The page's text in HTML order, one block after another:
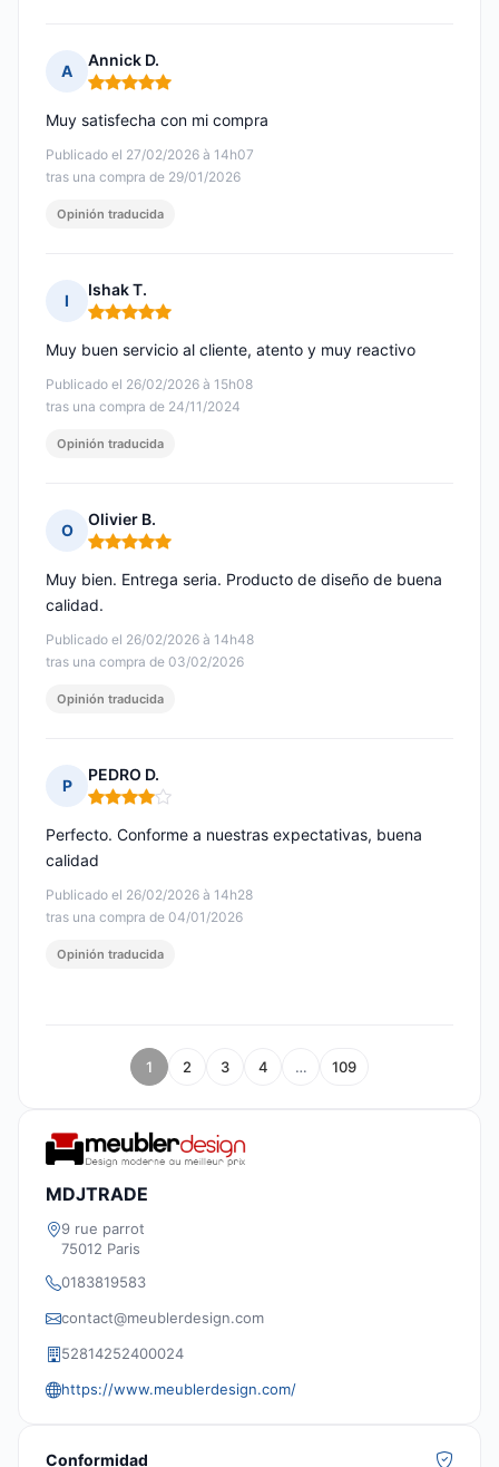
A
Annick D.
Nota: 5 de 5
Publicado el 27/02/2026 à 14h07
tras una compra de 29/01/2026
Muy satisfecha con mi compra
Opinión traducida
I
Ishak T.
Nota: 5 de 5
Publicado el 26/02/2026 à 15h08
tras una compra de 24/11/2024
Muy buen servicio al cliente, atento y muy reactivo
Opinión traducida
O
Olivier B.
Nota: 5 de 5
Publicado el 26/02/2026 à 14h48
tras una compra de 03/02/2026
Muy bien. Entrega seria. Producto de diseño de buena
calidad.
Opinión traducida
P
PEDRO D.
Nota: 4 de 5
Publicado el 26/02/2026 à 14h28
tras una compra de 04/01/2026
Perfecto. Conforme a nuestras expectativas, buena
calidad
Opinión traducida
1 2 3 4 … 109
MDJTRADE
9 rue parrot
75012 Paris
0183819583
contact@meublerdesign.com
52814252400024
https://www.meublerdesign.com/
Conformidad